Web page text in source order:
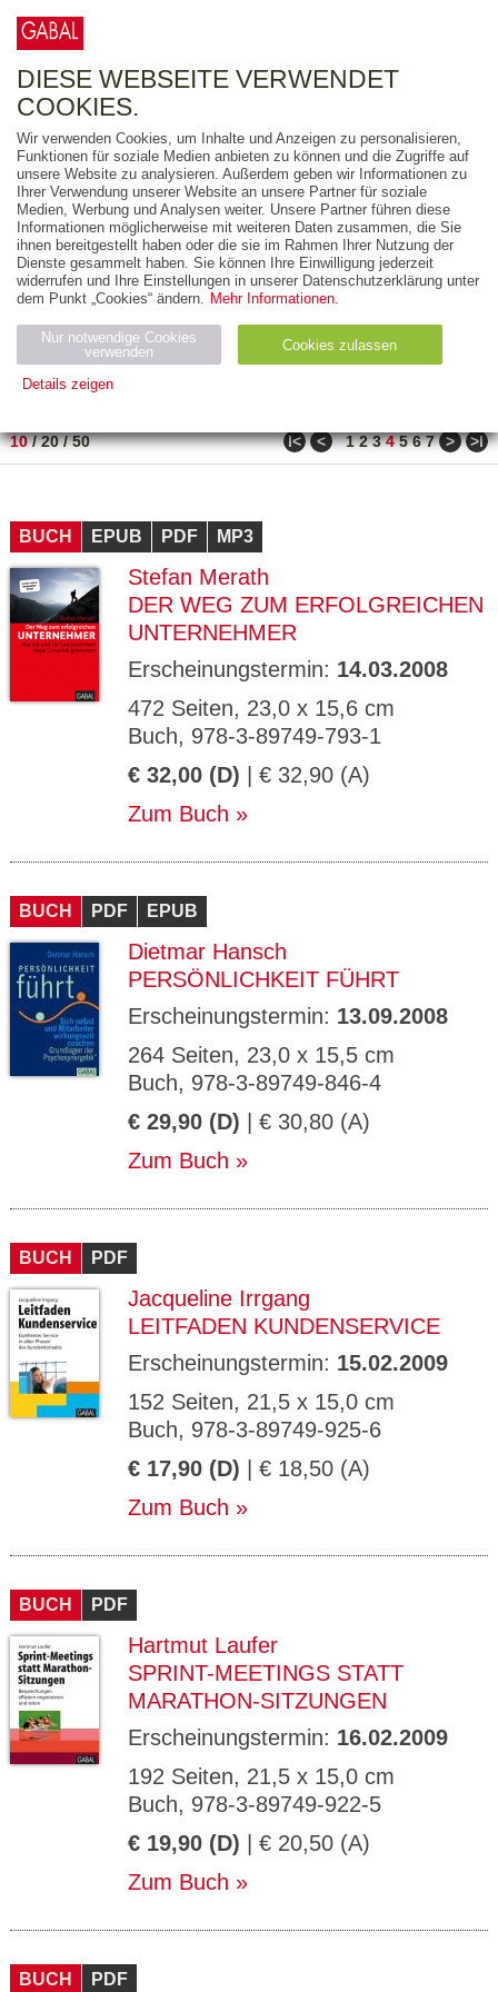
FREITEXT
AUSGABEART
AUS DER REIHE
ZUM THEMA
Neuerscheinung
Bestseller
PREIS
10/20/50 ǀ< < 1 2 3 4 5 6 7 > >ǀ
BUCH EPUB PDF MP3
Stefan Merath
DER WEG ZUM ERFOLGREICHEN
UNTERNEHMER
Erscheinungstermin: 14.03.2008
472 Seiten, 23,0 x 15,6 cm
Buch, 978-3-89749-793-1
€ 32,00 (D) | € 32,90 (A)
Zum Buch
BUCH PDF EPUB
Dietmar Hansch
PERSÖNLICHKEIT FÜHRT
Erscheinungstermin: 13.09.2008
264 Seiten, 23,0 x 15,5 cm
Buch, 978-3-89749-846-4
€ 29,90 (D) | € 30,80 (A)
Zum Buch
BUCH PDF
Jacqueline Irrgang
LEITFADEN KUNDENSERVICE
Erscheinungstermin: 15.02.2009
152 Seiten, 21,5 x 15,0 cm
Buch, 978-3-89749-925-6
€ 17,90 (D) | € 18,50 (A)
Zum Buch
BUCH PDF
Hartmut Laufer
SPRINT-MEETINGS STATT
MARATHON-SITZUNGEN
Erscheinungstermin: 16.02.2009
192 Seiten, 21,5 x 15,0 cm
Buch, 978-3-89749-922-5
€ 19,90 (D) | € 20,50 (A)
Zum Buch
BUCH PDF
DIESE WEBSEITE VERWENDET
COOKIES.
Wir verwenden Cookies, um Inhalte und Anzeigen zu personalisieren,
Funktionen für soziale Medien anbieten zu können und die Zugriffe auf
unsere Website zu analysieren. Außerdem geben wir Informationen zu
Ihrer Verwendung unserer Website an unsere Partner für soziale
Medien, Werbung und Analysen weiter. Unsere Partner führen diese
Informationen möglicherweise mit weiteren Daten zusammen, die Sie
ihnen bereitgestellt haben oder die sie im Rahmen Ihrer Nutzung der
Dienste gesammelt haben. Sie können Ihre Einwilligung jederzeit
widerrufen und Ihre Einstellungen in unserer Datenschutzerklärung unter
dem Punkt „Cookies“ ändern. Mehr Informationen.
Nur notwendige Cookies
verwenden
Cookies zulassen
Details zeigen
Name Zweck
Ty
ESSION
_ID
verlag.
de
Session verwendet
GV_CO
OKIES
gabal-
verlag.
Speichert den Zustimmungsstatus des
Domäne.
ge
T
P